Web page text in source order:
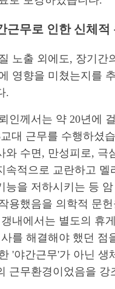
근무로 인한 신체적
노출 외에도, 장기간
영향을 미쳤는지를
.
인께서는 약 20년에
대 근무를 수행하셨
와 수면, 만성피로, 극
속적으로 교란하고 멜
능을 저하시키는 등
용했음을 의학적 문
내에서는 별도의 휴
를 해결해야 했던 점
'야간근무'가 아닌 생
근무환경이었음을 강